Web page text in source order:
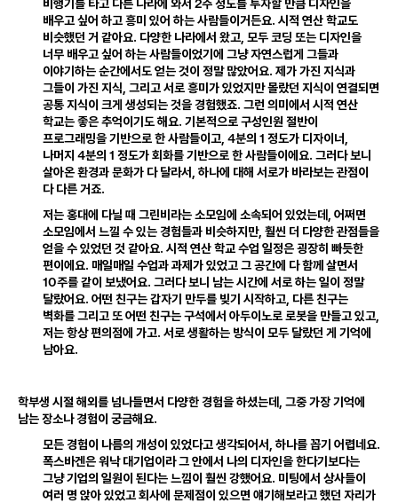
비행기를 타고 다른 나라에 와서 2주 정도를 투자할 만큼 디자인을
배우고 싶어 하고 흥미 있어 하는 사람들이거든요. 시적 연산 학교도
비슷했던 거 같아요. 다양한 나라에서 왔고 모두 코딩 또는 디자인을
너무 배우고 싶어 하는 사람들이었기에 그냥 자연스럽게 그들과
이야기하는 순간에서도 얻는 것이 정말 많았어요. 제가 가진 지식과
그들이 가진 지식 그리고 서로 흥미가 있었지만 몰랐던 지식이 연결되면
공통 지식이 크게 생성되는 것을 경험했죠. 그런 의미에서 시적 연산
학교는 좋은 추억이기도 해요. 기본적으로 구성인원 절반이
프로그래밍을 기반으로 한 사람들이고 4분의 1 정도가 디자이너
나머지 4분의 1 정도가 회화를 기반으로 한 사람들이에요. 그러다 보니
살아온 환경과 문화가 다 달라서
하나에 대해 서로가 바라보는 관점이
다 다른 거죠.
저는 홍대에 다닐 때 그린비라는 소모임에 소속되어 있었는데
어쩌면
소모임에서 느낄 수 있는 경험들과 비슷하지만, 훨씬 더 다양한 관점들을
얻을 수 있었던 것 같아요. 시적 연산 학교 수업 일정은 굉장히 빠듯한
편이에요. 매일매일 수업과 과제가 있었고 그 공간에 다 함께 살면서
10주를 같이 보냈어요. 그러다 보니 남는 시간에 서로 하는 일이 정말
달랐어요. 어떤 친구는 갑자기 만두를 빚기 시작하고 다른 친구는
벽화를 그리고 또 어떤 친구는 구석에서 아두이노로 로봇을 만들고 있고
저는 항상 편의점에 가고. 서로 생활하는 방식이 모두 달랐던 게 기억에
남아요.
학부생 시절 해외를 넘나들면서 다양한 경험을 하셨는데
그중 가장 기억에
남는 장소나 경험이 궁금해요.
모든 경험이 나름의 개성이 있었다고 생각되어서
하나를 꼽기 어렵네요.
폭스바겐은 워낙 대기업이라 그 안에서 나의 디자인을 한다기보다는
그냥 기업의 일원이 된다는 느낌이 훨씬 강했어요. 미팅에서 상사들이
여러 명 앉아 있었고 회사에 문제점이 있으면 얘기해보라고 했던 자리가